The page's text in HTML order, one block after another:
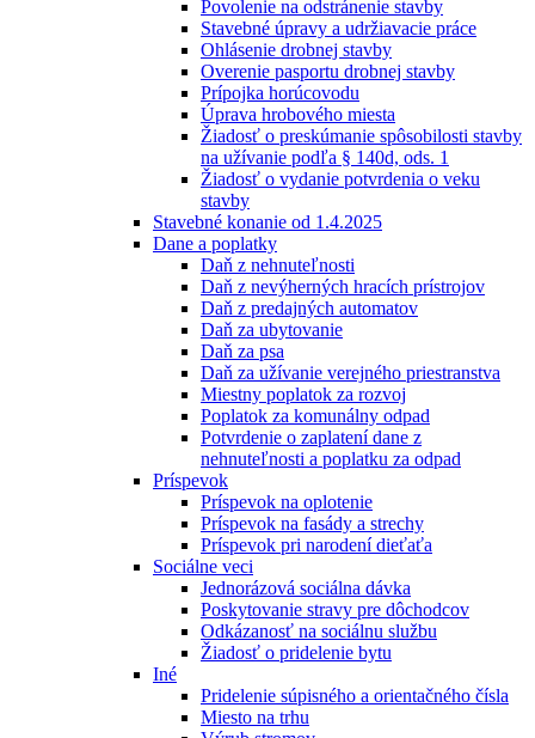
Povolenie na odstránenie stavby
Stavebné úpravy a udržiavacie práce
Ohlásenie drobnej stavby
Overenie pasportu drobnej stavby
Prípojka horúcovodu
Úprava hrobového miesta
Žiadosť o preskúmanie spôsobilosti stavby
na užívanie podľa § 140d, ods. 1
Žiadosť o vydanie potvrdenia o veku
stavby
Stavebné konanie od 1.4.2025
Dane a poplatky
Daň z nehnuteľnosti
Daň z nevýherných hracích prístrojov
Daň z predajných automatov
Daň za ubytovanie
Daň za psa
Daň za užívanie verejného priestranstva
Miestny poplatok za rozvoj
Poplatok za komunálny odpad
Potvrdenie o zaplatení dane z
nehnuteľnosti a poplatku za odpad
Príspevok
Príspevok na oplotenie
Príspevok na fasády a strechy
Príspevok pri narodení dieťaťa
Sociálne veci
Jednorázová sociálna dávka
Poskytovanie stravy pre dôchodcov
Odkázanosť na sociálnu službu
Žiadosť o pridelenie bytu
Iné
Pridelenie súpisného a orientačného čísla
Miesto na trhu